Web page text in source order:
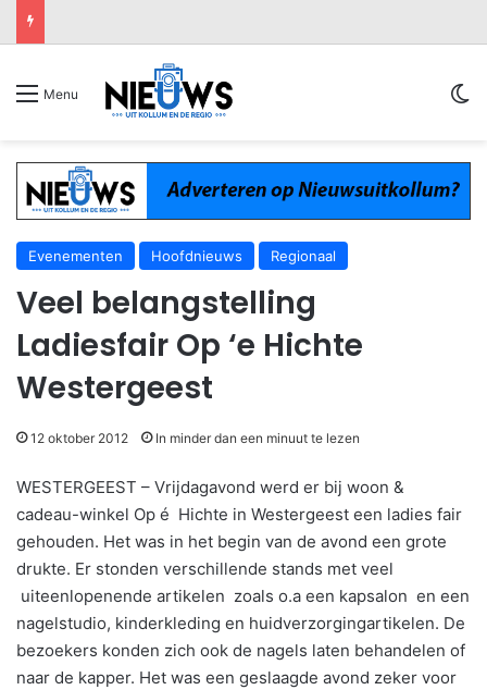
Menu
Evenementen Hoofdnieuws Regionaal
Veel belangstelling
Ladiesfair Op ‘e Hichte
Westergeest
12 oktober 2012 In minder dan een minuut te lezen
WESTERGEEST – Vrijdagavond werd er bij woon &
cadeau-winkel Op é Hichte in Westergeest een ladies fair
gehouden. Het was in het begin van de avond een grote
drukte. Er stonden verschillende stands met veel
uiteenlopenende artikelen zoals o.a een kapsalon en een
nagelstudio, kinderkleding en huidverzorgingartikelen. De
bezoekers konden zich ook de nagels laten behandelen of
naar de kapper. Het was een geslaagde avond zeker voor